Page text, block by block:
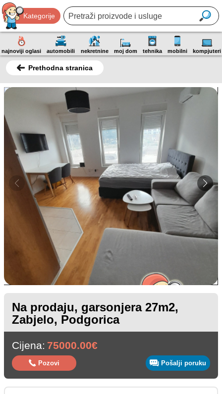
Kategorije
najnoviji oglasi automobili nekretnine moj dom tehnika mobilni kompjuteri
Prethodna stranica
Na prodaju, garsonjera 27m2,
Zabjelo, Podgorica
Cijena: 75000.00€
Pozovi Pošalji poruku